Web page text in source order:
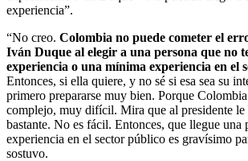
experiencia”.
“No creo. Colombia no puede cometer el
Iván Duque al elegir a una persona que no
experiencia o una mínima experiencia en el
Entonces, si ella quiere, y no sé si esa sea su
primero prepararse muy bien. Porque
complejo, muy difícil. Mira que al presidente le
bastante. No es fácil. Entonces, que llegue una
experiencia en el sector público es gravísimo
sostuvo.